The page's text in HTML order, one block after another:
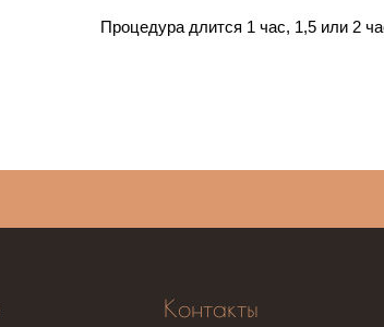
Процедура длится 1 час, 1,5 или 2
Контакты